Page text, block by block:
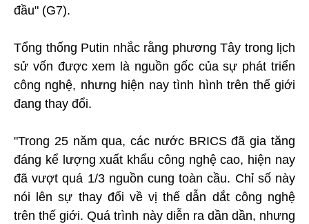
đầu" (G7).
Tổng thống Putin nhắc rằng phương Tây trong lịch
sử vốn được xem là nguồn gốc của sự phát triển
công nghệ, nhưng hiện nay tình hình trên thế giới
đang thay đổi.
"Trong 25 năm qua, các nước BRICS đã gia tăng
đáng kể lượng xuất khẩu công nghệ cao, hiện nay
đã vượt quá 1/3 nguồn cung toàn cầu. Chỉ số này
nói lên sự thay đổi về vị thế dẫn dắt công nghệ
trên thế giới. Quá trình này diễn ra dần dần, nhưng